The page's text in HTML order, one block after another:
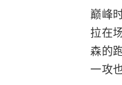
巅峰
拉在
森的
一攻